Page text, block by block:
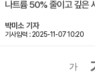
나트륨 50% 줄이고 깊은
박미소 기자
기사입력 : 2025-11-07 10:20
가